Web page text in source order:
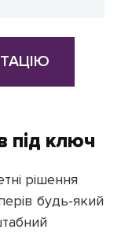
під ключ
рішення
будь-який